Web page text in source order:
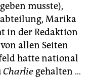
musste),
Marika
in der Redaktion
allen Seiten
hatte national
Charlie gehalten …